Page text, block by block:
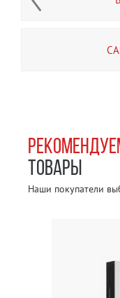
ТОВАРЫ
Наши покупатели